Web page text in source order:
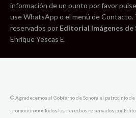
información de un punto por favor pulse
use WhatsApp o el menú de Contacto.
reservados por Editorial Imágenes de
Enrique Yescas E.
© Agradecemos al Gobierno de Sonora el patrocinio
promoción••• Todos los derechos reservados por